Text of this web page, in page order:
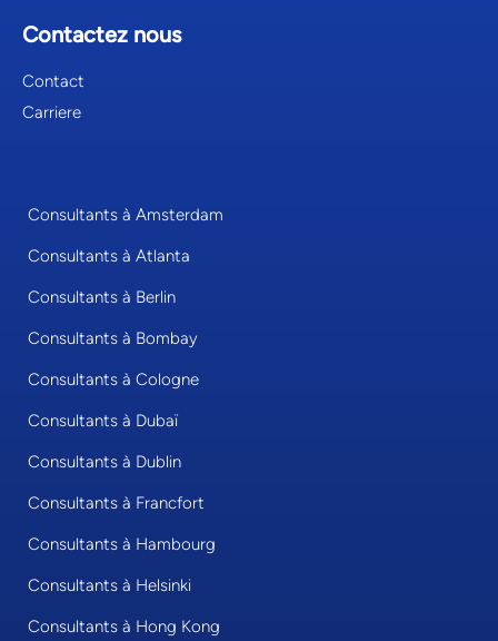
Contactez nous
Contact
Carriere
Consultants à Amsterdam
Consultants à Atlanta
Consultants à Berlin
Consultants à Bombay
Consultants à Cologne
Consultants à Dubaï
Consultants à Dublin
Consultants à Francfort
Consultants à Hambourg
Consultants à Helsinki
Consultants à Hong Kong